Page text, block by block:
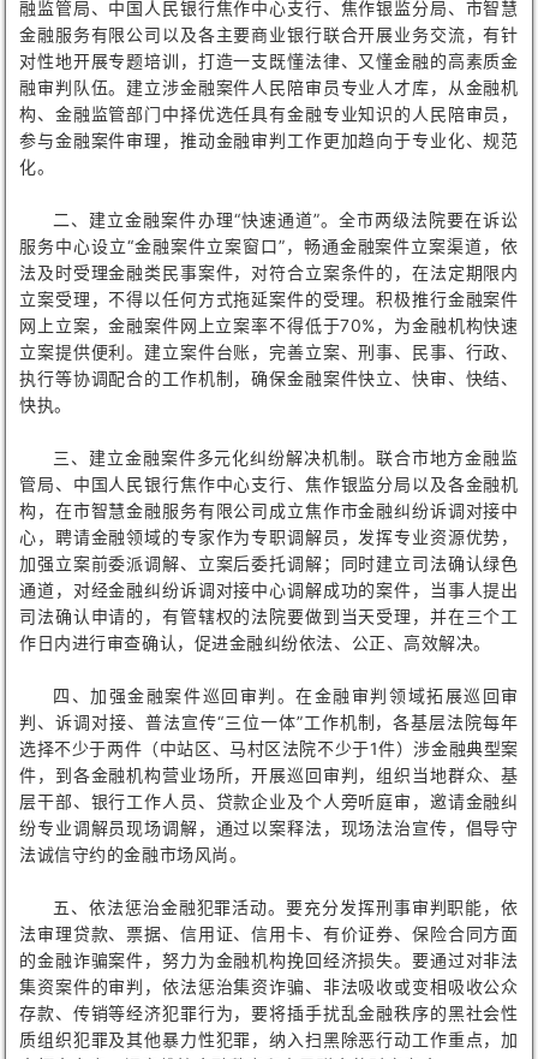
融监管局、中国人民银行焦作中心支行、焦作银监分局、市智慧
金融服务有限公司以及各主要商业银行联合开展业务交流，有针
对性地开展专题培训，打造一支既懂法律、又懂金融的高素质金
融审判队伍。建立涉金融案件人民陪审员专业人才库，从金融机
构、金融监管部门中择优选任具有金融专业知识的人民陪审员，
参与金融案件审理，推动金融审判工作更加趋向于专业化、规范
化。
二、建立金融案件办理“快速通道”。全市两级法院要在诉讼
服务中心设立“金融案件立案窗口”，畅通金融案件立案渠道，依
法及时受理金融类民事案件，对符合立案条件的，在法定期限内
立案受理，不得以任何方式拖延案件的受理。积极推行金融案件
网上立案，金融案件网上立案率不得低于70%，为金融机构快速
立案提供便利。建立案件台账，完善立案、刑事、民事、行政、
执行等协调配合的工作机制，确保金融案件快立、快审、快结、
快执。
三、建立金融案件多元化纠纷解决机制。联合市地方金融监
管局、中国人民银行焦作中心支行、焦作银监分局以及各金融机
构，在市智慧金融服务有限公司成立焦作市金融纠纷诉调对接中
心，聘请金融领域的专家作为专职调解员，发挥专业资源优势，
加强立案前委派调解、立案后委托调解；同时建立司法确认绿色
通道，对经金融纠纷诉调对接中心调解成功的案件，当事人提出
司法确认申请的，有管辖权的法院要做到当天受理，并在三个工
作日内进行审查确认，促进金融纠纷依法、公正、高效解决。
四、加强金融案件巡回审判。在金融审判领域拓展巡回审
判、诉调对接、普法宣传“三位一体”工作机制，各基层法院每年
选择不少于两件（中站区、马村区法院不少于1件）涉金融典型案
件，到各金融机构营业场所，开展巡回审判，组织当地群众、基
层干部、银行工作人员、贷款企业及个人旁听庭审，邀请金融纠
纷专业调解员现场调解，通过以案释法，现场法治宣传，倡导守
法诚信守约的金融市场风尚。
五、依法惩治金融犯罪活动。要充分发挥刑事审判职能，依
法审理贷款、票据、信用证、信用卡、有价证券、保险合同方面
的金融诈骗案件，努力为金融机构挽回经济损失。要通过对非法
集资案件的审判，依法惩治集资诈骗、非法吸收或变相吸收公众
存款、传销等经济犯罪行为，要将插手扰乱金融秩序的黑社会性
质组织犯罪及其他暴力性犯罪，纳入扫黑除恶行动工作重点，加